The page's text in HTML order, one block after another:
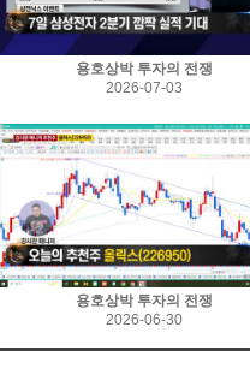
용호상박 투자의 전쟁
2026-07-03
용호상박 투자의 전쟁
2026-06-30